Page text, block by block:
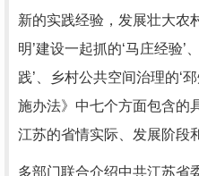
新的实践经验，发展壮大农
明’建设一起抓的‘马庄经验’
践’、乡村公共空间治理的‘
施办法》中七个方面包含的
江苏的省情实际、发展阶段
多部门联合介绍中共江苏省